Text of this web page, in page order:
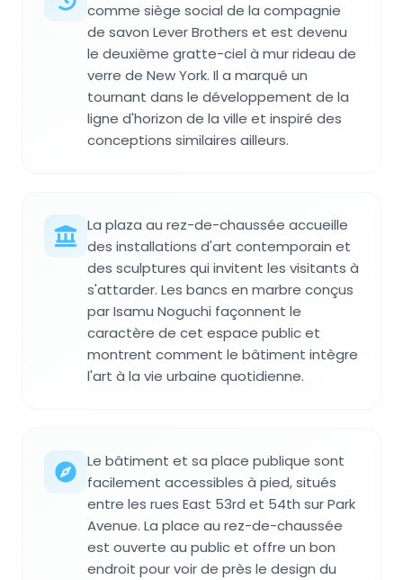
comme siège social de la compagnie
de savon Lever Brothers et est devenu
le deuxième gratte-ciel à mur rideau de
verre de New York. Il a marqué un
tournant dans le développement de la
ligne d'horizon de la ville et inspiré des
conceptions similaires ailleurs.
La plaza au rez-de-chaussée accueille
des installations d'art contemporain et
des sculptures qui invitent les visitants à
s'attarder. Les bancs en marbre conçus
par Isamu Noguchi façonnent le
caractère de cet espace public et
montrent comment le bâtiment intègre
l'art à la vie urbaine quotidienne.
Le bâtiment et sa place publique sont
facilement accessibles à pied, situés
entre les rues East 53rd et 54th sur Park
Avenue. La place au rez-de-chaussée
est ouverte au public et offre un bon
endroit pour voir de près le design du